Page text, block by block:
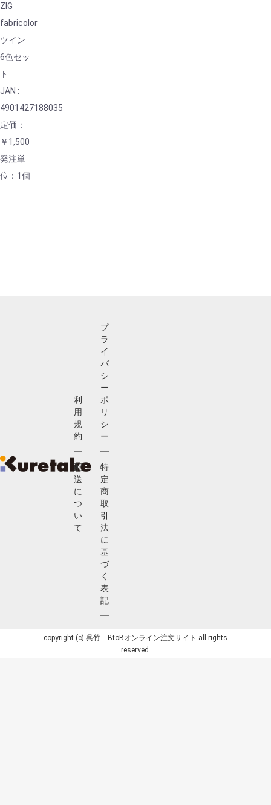
ZIG
fabricolor
ツイン
6色セッ
ト
JAN :
4901427188035
定価：
￥1,500
発注単
位：1個
利
用
規
約
配
送
に
つ
い
て
プ
ラ
イ
バ
シ
ー
ポ
リ
シ
ー
特
定
商
取
引
法
に
基
づ
く
表
記
copyright (c) 呉竹 BtoBオンライン注文サイト all rights
reserved.